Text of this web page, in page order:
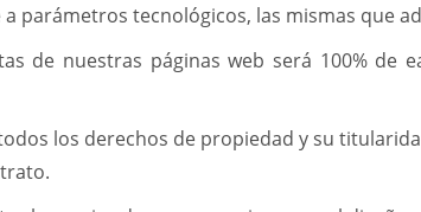
a parámetros tecnológicos, las mismas que
de nuestras páginas web será 100%
los derechos de propiedad y su